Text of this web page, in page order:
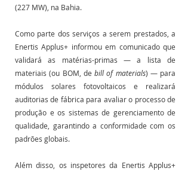
(227 MW), na Bahia.
Como parte dos serviços a serem prestados, a
Enertis Applus+ informou em comunicado que
validará as matérias-primas ― a lista de
materiais (ou BOM, de bill of materials) ― para
módulos solares fotovoltaicos e realizará
auditorias de fábrica para avaliar o processo de
produção e os sistemas de gerenciamento de
qualidade, garantindo a conformidade com os
padrões globais.
Além disso, os inspetores da Enertis Applus+